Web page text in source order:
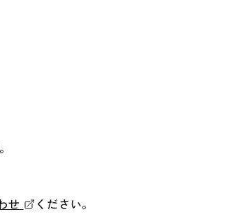
せ
ください。